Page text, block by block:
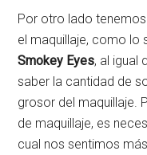
Por otro lado
el maquillaje, como lo
Smokey Eyes, al igual
saber la cantidad de
grosor del maquillaje.
de maquillaje, es
cual nos sentimos